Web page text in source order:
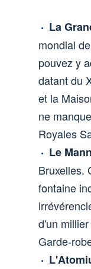
La
mondial
pouvez y
datant du
et la
ne
Royales
Le
Bruxelles.
fontaine
d'un
Garde-